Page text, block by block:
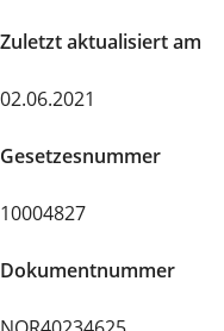
Zuletzt aktualisiert am
02.06.2021
Gesetzesnummer
10004827
Dokumentnummer